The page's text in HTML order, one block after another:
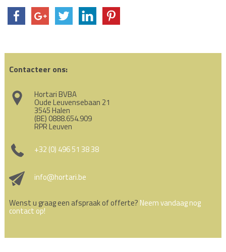
Contacteer ons:
Hortari BVBA
Oude Leuvensebaan 21
3545 Halen
(BE) 0888.654.909
RPR Leuven
+32 (0) 496 51 38 38
info@hortari.be
Wenst u graag een afspraak of offerte? Neem vandaag nog
contact op!